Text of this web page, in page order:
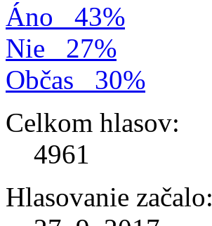
Áno
43%
Nie
27%
Občas
30%
Celkom hlasov:
4961
Hlasovanie začalo: